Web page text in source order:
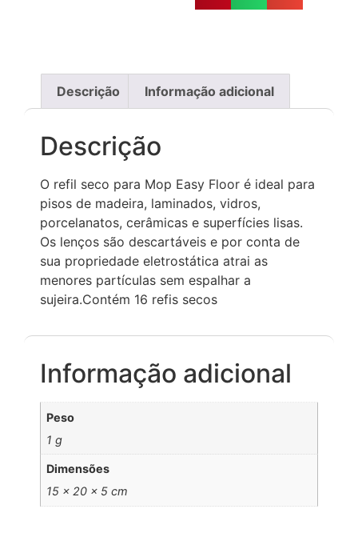
Descrição Informação adicional
Descrição
O refil seco para Mop Easy Floor é ideal para
pisos de madeira, laminados, vidros,
porcelanatos, cerâmicas e superfícies lisas.
Os lenços são descartáveis e por conta de
sua propriedade eletrostática atrai as
menores partículas sem espalhar a
sujeira.Contém 16 refis secos
Informação adicional
Peso
1 g
Dimensões
15 × 20 × 5 cm